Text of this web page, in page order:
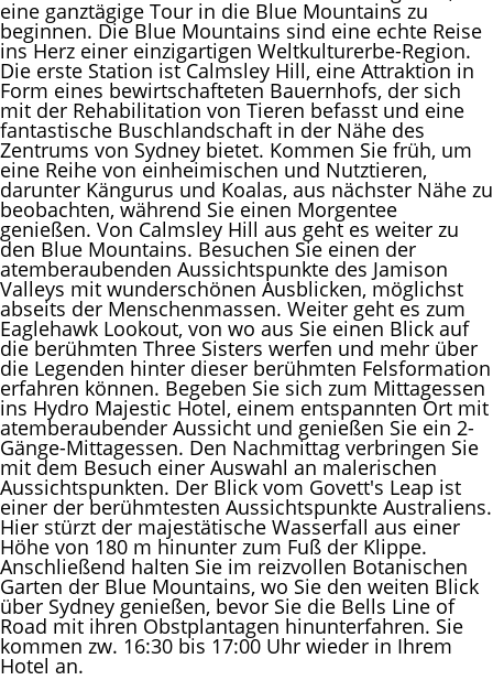
eine ganztägige Tour in die Blue Mountains zu
beginnen. Die Blue Mountains sind eine echte Reise
ins Herz einer einzigartigen Weltkulturerbe-Region.
Die erste Station ist Calmsley Hill, eine Attraktion in
Form eines bewirtschafteten Bauernhofs, der sich
mit der Rehabilitation von Tieren befasst und eine
fantastische Buschlandschaft in der Nähe des
Zentrums von Sydney bietet. Kommen Sie früh, um
eine Reihe von einheimischen und Nutztieren,
darunter Kängurus und Koalas, aus nächster Nähe zu
beobachten, während Sie einen Morgentee
genießen. Von Calmsley Hill aus geht es weiter zu
den Blue Mountains. Besuchen Sie einen der
atemberaubenden Aussichtspunkte des Jamison
Valleys mit wunderschönen Ausblicken, möglichst
abseits der Menschenmassen. Weiter geht es zum
Eaglehawk Lookout, von wo aus Sie einen Blick auf
die berühmten Three Sisters werfen und mehr über
die Legenden hinter dieser berühmten Felsformation
erfahren können. Begeben Sie sich zum Mittagessen
ins Hydro Majestic Hotel, einem entspannten Ort mit
atemberaubender Aussicht und genießen Sie ein 2-
Gänge-Mittagessen. Den Nachmittag verbringen Sie
mit dem Besuch einer Auswahl an malerischen
Aussichtspunkten. Der Blick vom Govett's Leap ist
einer der berühmtesten Aussichtspunkte Australiens.
Hier stürzt der majestätische Wasserfall aus einer
Höhe von 180 m hinunter zum Fuß der Klippe.
Anschließend halten Sie im reizvollen Botanischen
Garten der Blue Mountains, wo Sie den weiten Blick
über Sydney genießen, bevor Sie die Bells Line of
Road mit ihren Obstplantagen hinunterfahren. Sie
kommen zw. 16:30 bis 17:00 Uhr wieder in Ihrem
Hotel an.